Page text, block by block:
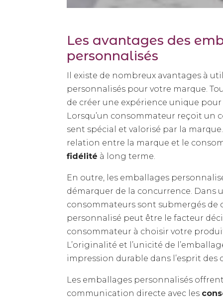
Les avantages des
personnalisés
Il existe de nombreux avantages à
personnalisés pour votre marque.
de créer une expérience unique
Lorsqu’un consommateur reçoit un
sent spécial et valorisé par la
relation entre la marque et le
fidélité à long terme.
En outre, les emballages
démarquer de la concurrence. Dans
consommateurs sont submergés de
personnalisé peut être le facteur
consommateur à choisir votre
L’originalité et l’unicité de
impression durable dans l’esprit des
Les emballages personnalisés
communication directe avec les